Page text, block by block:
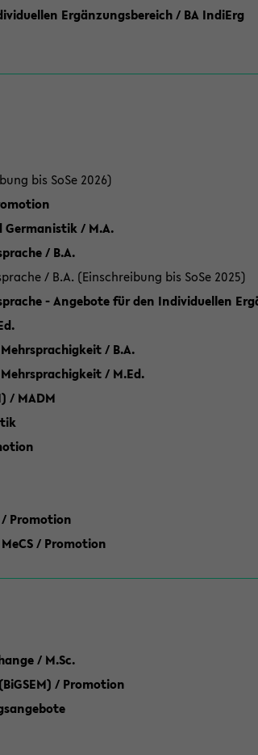
Ergänzungsbereich / BA IndiErg
bis SoSe 2026)
Germanistik / M.A.
/ B.A.
/ B.A. (Einschreibung bis SoSe 2025)
- Angebote für den Individuellen
/ B.A.
/ M.Ed.
/ MADM
/ Promotion
/ Promotion
/ M.Sc.
/ Promotion